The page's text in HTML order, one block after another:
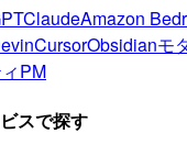
ClaudeAmazon
CursorObsidianモ
PM
スで探す